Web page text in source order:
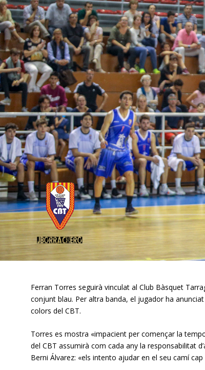
Ferran Torres seguirà vinculat al Club Bàsquet
conjunt blau. Per altra banda, el jugador ha
colors del CBT.
Torres es mostra «impacient per començar la
del CBT assumirà com cada any la responsabilitat
Berni Álvarez: «els intento ajudar en el seu camí